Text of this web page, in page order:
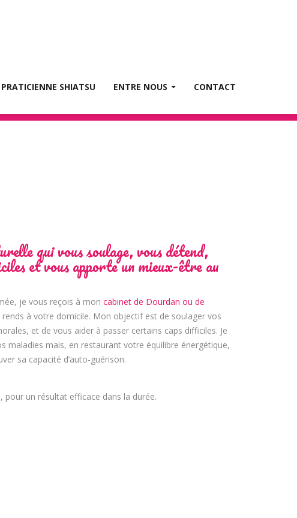
SHIATSU ENTRE NOUS CONTACT
qui vous soulage, vous détend,
et vous apporte un mieux-être au
je vous reçois à mon cabinet de Dourdan ou de
à votre domicile. Mon objectif est de soulager vos
et de vous aider à passer certains caps difficiles. Je
maladies mais, en restaurant votre équilibre énergétique,
sa capacité d’auto-guérison.
pour un résultat efficace dans la durée.